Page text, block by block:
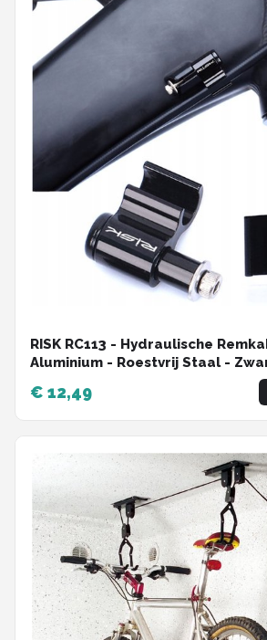
RISK RC113 - Hydraulische
Aluminium - Roestvrij Staal -
€ 12,49